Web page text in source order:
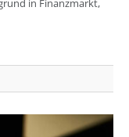
in Finanzmarkt,